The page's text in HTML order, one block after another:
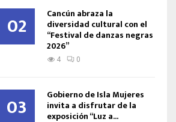
02 Cancún abraza la
diversidad cultural con el
“Festival de danzas negras
2026”
4 0
03 Gobierno de Isla Mujeres
invita a disfrutar de la
exposición “Luz a...